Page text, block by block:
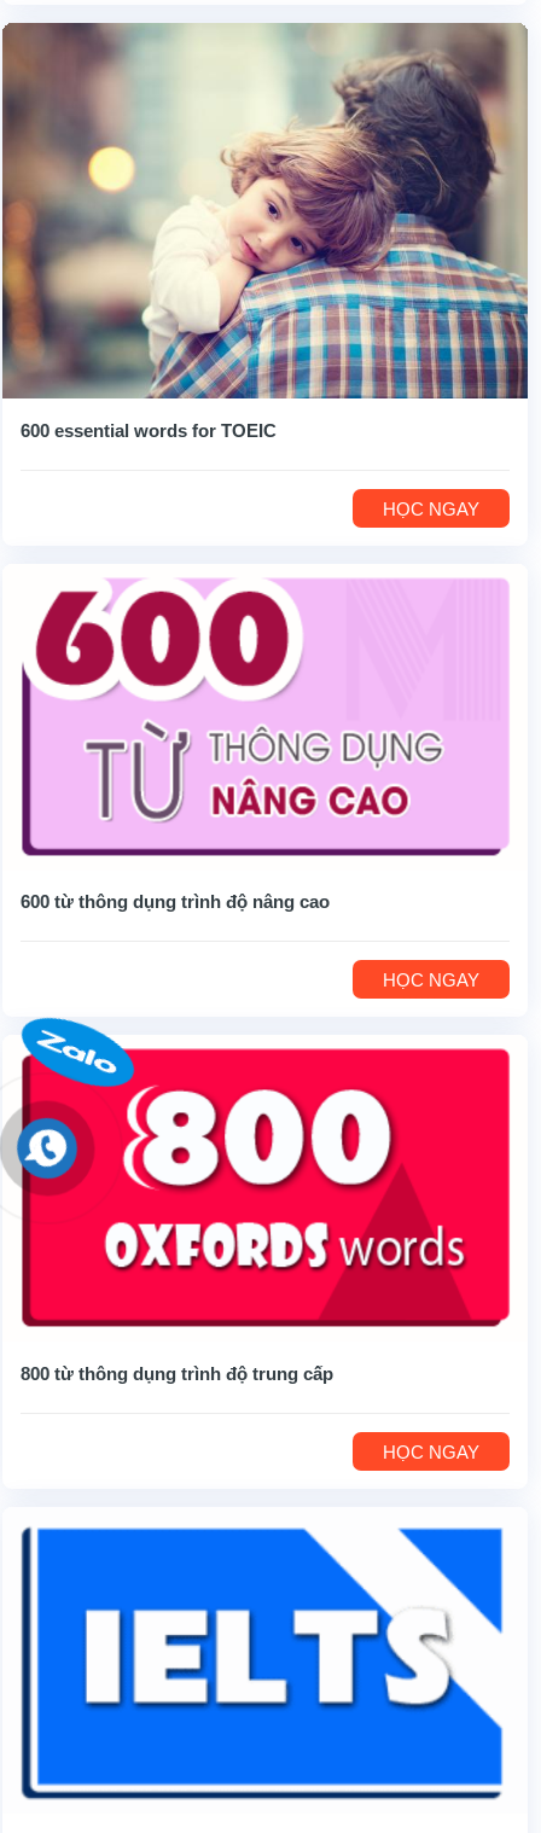
600 essential words for TOEIC
HỌC NGAY
600 từ thông dụng trình độ nâng cao
HỌC NGAY
800 từ thông dụng trình độ trung cấp
HỌC NGAY